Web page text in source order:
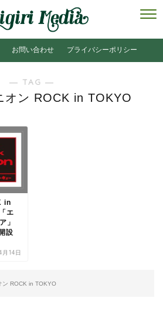
お問い合わせ プライバシーポリシー
― TAG ―
オン ROCK in TOKYO
in
エ
」
設
14日
ン ROCK in TOKYO